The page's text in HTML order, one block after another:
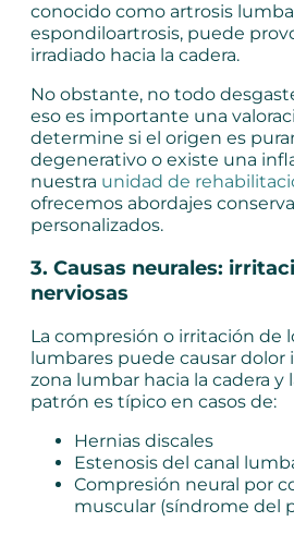
conocido como artrosis
espondiloartrosis, puede
irradiado hacia la cadera.
No obstante, no todo
eso es importante una
determine si el origen es
degenerativo o existe una
nuestra unidad de
ofrecemos abordajes
personalizados.
3. Causas neurales:
nerviosas
La compresión o irritación de
lumbares puede causar dolor
zona lumbar hacia la cadera y
patrón es típico en casos de:
Hernias discales
Estenosis del canal
Compresión neural por
muscular (síndrome del